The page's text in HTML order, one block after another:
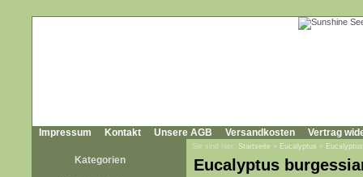
Impressum Kontakt Unsere AGB Versandkosten Vertrag
Kategorien
Sie sind hier: Startseite » Eucalyptus »
Eucalyptus